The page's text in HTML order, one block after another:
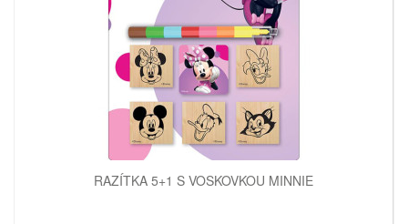
RAZÍTKA 5+1 S VOSKOVKOU MINNIE